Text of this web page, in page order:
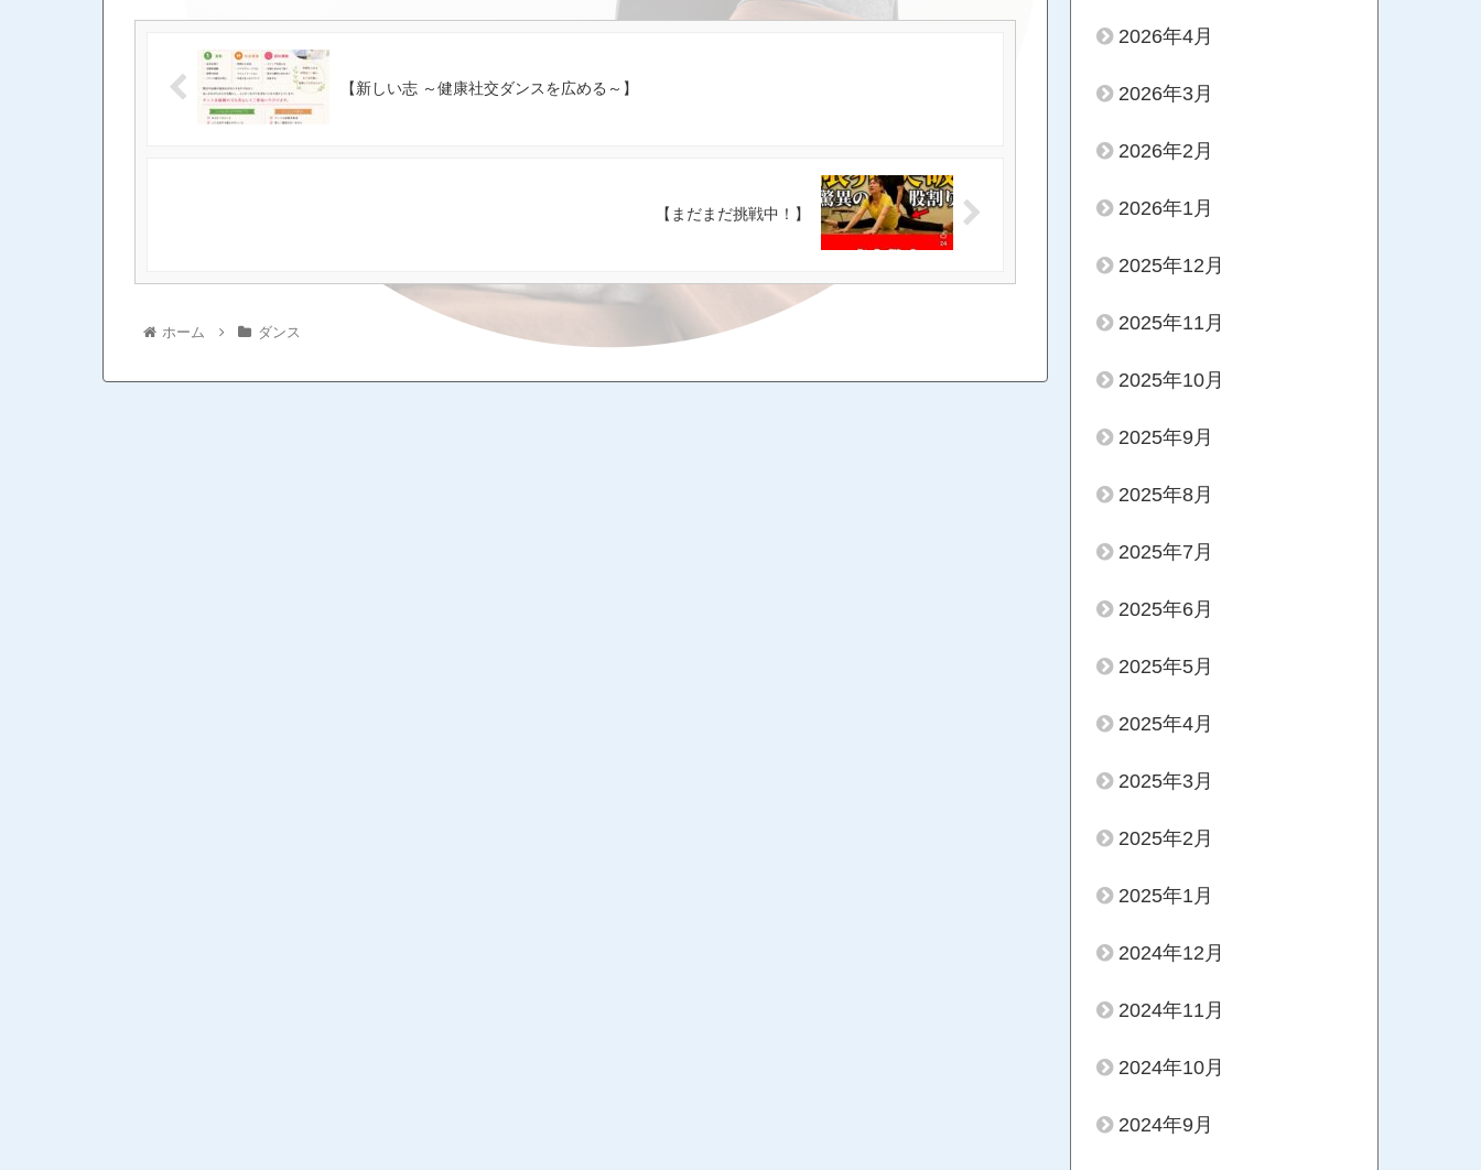
【新しい志 ～健康社交ダンスを広める～】
【まだまだ挑戦中！】
ホーム ダンス
2026年4月
2026年3月
2026年2月
2026年1月
2025年12月
2025年11月
2025年10月
2025年9月
2025年8月
2025年7月
2025年6月
2025年5月
2025年4月
2025年3月
2025年2月
2025年1月
2024年12月
2024年11月
2024年10月
2024年9月